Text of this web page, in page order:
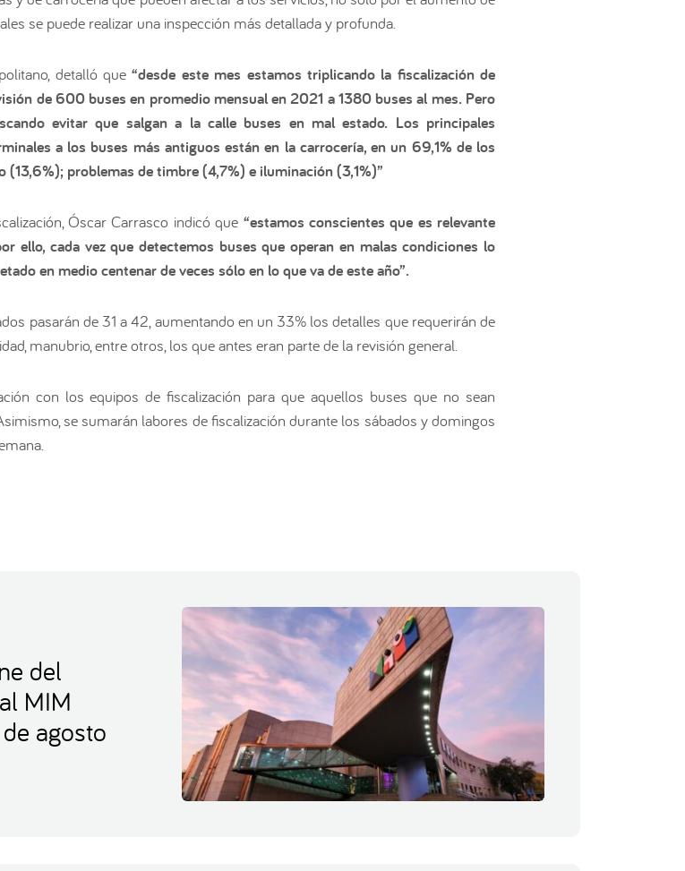
se puede realizar una inspección más detallada y profunda.
detalló que “desde este mes estamos triplicando la fiscalización de
de 600 buses en promedio mensual en 2021 a 1380 buses al mes. Pero
evitar que salgan a la calle buses en mal estado. Los principales
a los buses más antiguos están en la carrocería, en un 69,1% de los
problemas de timbre (4,7%) e iluminación (3,1%)”
Óscar Carrasco indicó que “estamos conscientes que es relevante
ello, cada vez que detectemos buses que operan en malas condiciones lo
en medio centenar de veces sólo en lo que va de este año”.
pasarán de 31 a 42, aumentando en un 33% los detalles que requerirán de
manubrio, entre otros, los que antes eran parte de la revisión general.
con los equipos de fiscalización para que aquellos buses que no sean
se sumarán labores de fiscalización durante los sábados y domingos
del
MIM
agosto